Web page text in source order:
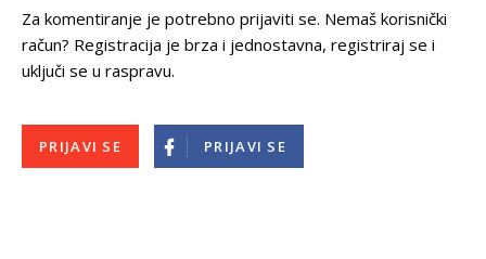
Za komentiranje je potrebno prijaviti se. Nemaš korisnički
račun? Registracija je brza i jednostavna, registriraj se i
uključi se u raspravu.
PRIJAVI SE PRIJAVI SE